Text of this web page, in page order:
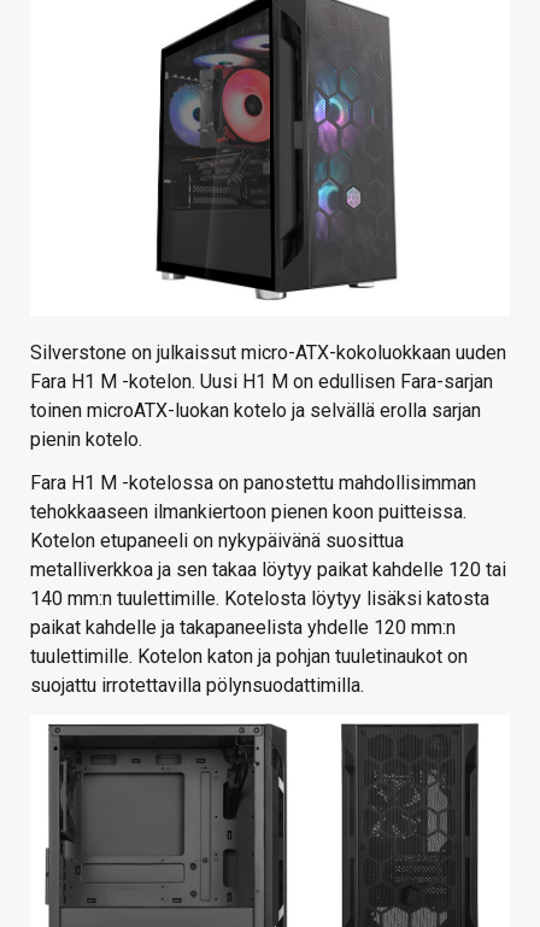
Silverstone on julkaissut micro-ATX-kokoluokkaan uuden
Fara H1 M -kotelon. Uusi H1 M on edullisen Fara-sarjan
toinen microATX-luokan kotelo ja selvällä erolla sarjan
pienin kotelo.
Fara H1 M -kotelossa on panostettu mahdollisimman
tehokkaaseen ilmankiertoon pienen koon puitteissa.
Kotelon etupaneeli on nykypäivänä suosittua
metalliverkkoa ja sen takaa löytyy paikat kahdelle 120 tai
140 mm:n tuulettimille. Kotelosta löytyy lisäksi katosta
paikat kahdelle ja takapaneelista yhdelle 120 mm:n
tuulettimille. Kotelon katon ja pohjan tuuletinaukot on
suojattu irrotettavilla pölynsuodattimilla.